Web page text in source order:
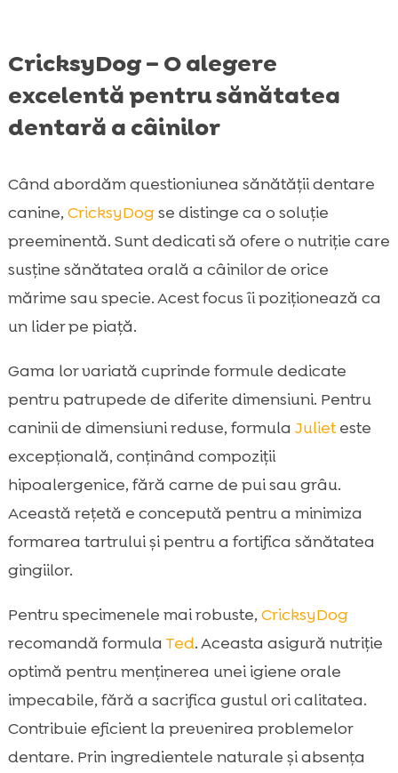
CricksyDog – O alegere
excelentă pentru sănătatea
dentară a câinilor
Când abordăm questioniunea sănătății dentare
canine, CricksyDogse distinge ca o soluție
preeminentă. Sunt dedicati să ofere o nutriție care
susține sănătatea orală a câinilor de orice
mărime sau specie. Acest focus îi poziționează ca
un lider pe piață.
Gama lor variată cuprinde formule dedicate
pentru patrupede de diferite dimensiuni. Pentru
caninii de dimensiuni reduse, formula Julieteste
excepțională, conținând compoziții
hipoalergenice, fără carne de pui sau grâu.
Această rețetă e concepută pentru a minimiza
formarea tartrului și pentru a fortifica sănătatea
gingiilor.
Pentru specimenele mai robuste, CricksyDog
recomandă formula Ted. Aceasta asigură nutriție
optimă pentru menținerea unei igiene orale
impecabile, fără a sacrifica gustul ori calitatea.
Contribuie eficient la prevenirea problemelor
dentare. Prin ingredientele naturale și absența